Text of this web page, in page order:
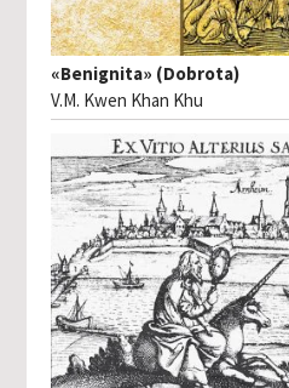
«Benignita» (Dobrota)
V.M. Kwen Khan Khu